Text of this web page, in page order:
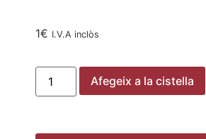
1€ I.V.A inclòs
Afegeix a la cistella